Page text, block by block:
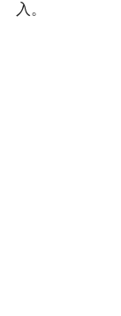
入。